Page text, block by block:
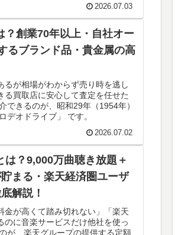
2026.07.03
？創業70年以上・自社オー
るブランド品・貴金属の高
るが相場がわからず売り時を逃し
る買取店に安心して査定を任せた
できるのが、昭和29年（1954年）
デオドライブ」 です。
2026.07.02
は？9,000万曲聴き放題＋
まる・楽天経済圏ユーザ
解説！
金が高くて踏み切れない」「楽天
のに音楽サービスだけ他社を使っ
が、楽天グループの提供する定額